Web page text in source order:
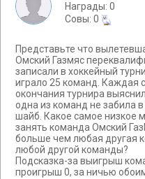
Награды: 0
Cовы: 0
Представьте что
Омский Газмяс
записали в хоккейный
играло 25 команд. Каждая
окончания турнира
одна из команд не забила
шайб. Какое самое низкое
занять команда Омский
больше чем любая другая
любой другой команды?
Подсказка-за выигрыш
проигрыш 0, за ничью